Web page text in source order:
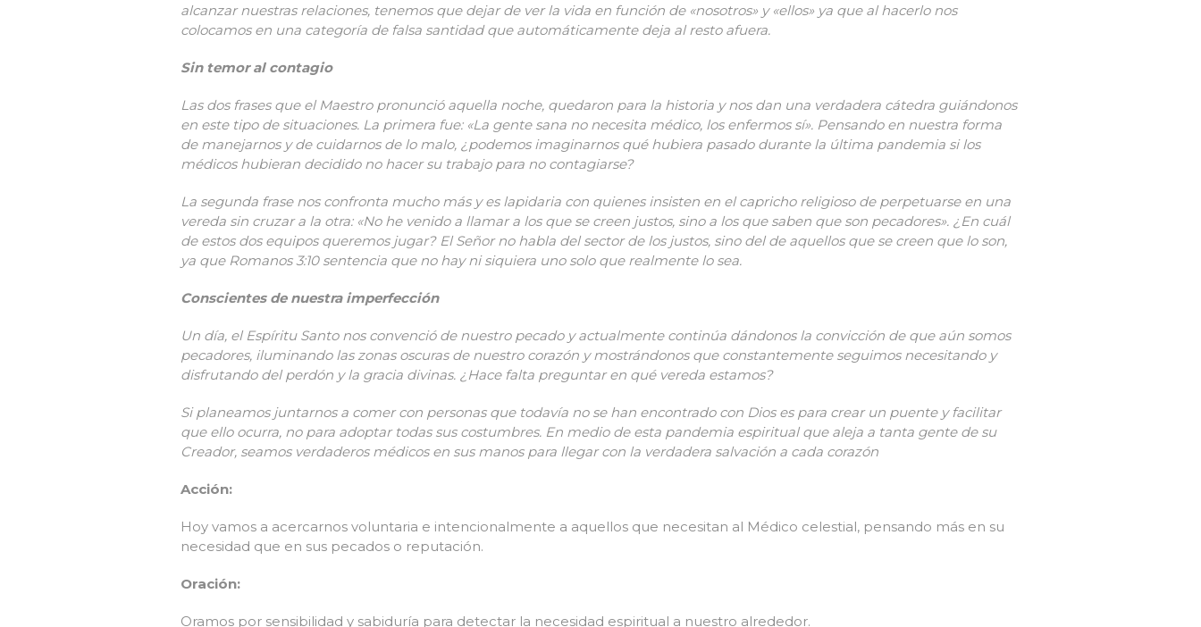
alcanzar nuestras relaciones, tenemos que dejar de ver la vida en función de «nosotros» y «ellos» ya que al hacerlo nos
colocamos en una categoría de falsa santidad que automáticamente deja al resto afuera.
Sin temor al contagio
Las dos frases que el Maestro pronunció aquella noche, quedaron para la historia y nos dan una verdadera cátedra guiándonos
en este tipo de situaciones. La primera fue: «La gente sana no necesita médico, los enfermos sí». Pensando en nuestra forma
de manejarnos y de cuidarnos de lo malo, ¿podemos imaginarnos qué hubiera pasado durante la última pandemia si los
médicos hubieran decidido no hacer su trabajo para no contagiarse?
La segunda frase nos confronta mucho más y es lapidaria con quienes insisten en el capricho religioso de perpetuarse en una
vereda sin cruzar a la otra: «No he venido a llamar a los que se creen justos, sino a los que saben que son pecadores». ¿En cuál
de estos dos equipos queremos jugar? El Señor no habla del sector de los justos, sino del de aquellos que se creen que lo son,
ya que Romanos 3:10 sentencia que no hay ni siquiera uno solo que realmente lo sea.
Conscientes de nuestra imperfección
Un día, el Espíritu Santo nos convenció de nuestro pecado y actualmente continúa dándonos la convicción de que aún somos
pecadores, iluminando las zonas oscuras de nuestro corazón y mostrándonos que constantemente seguimos necesitando y
disfrutando del perdón y la gracia divinas. ¿Hace falta preguntar en qué vereda estamos?
Si planeamos juntarnos a comer con personas que todavía no se han encontrado con Dios es para crear un puente y facilitar
que ello ocurra, no para adoptar todas sus costumbres. En medio de esta pandemia espiritual que aleja a tanta gente de su
Creador, seamos verdaderos médicos en sus manos para llegar con la verdadera salvación a cada corazón
Acción:
Hoy vamos a acercarnos voluntaria e intencionalmente a aquellos que necesitan al Médico celestial, pensando más en su
necesidad que en sus pecados o reputación.
Oración:
Oramos por sensibilidad y sabiduría para detectar la necesidad espiritual a nuestro alrededor.